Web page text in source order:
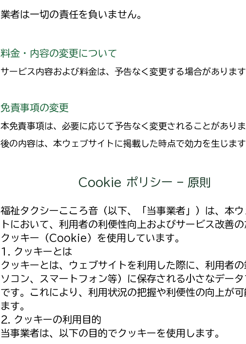
業者は一切の責任を負いません。
料金・内容の変更について
サービス内容および料金は、予告なく変更する場合があります
免責事項の変更
本免責事項は、必要に応じて予告なく変更されることがあり
後の内容は、本ウェブサイトに掲載した時点で効力を生じます
Cookie ポリシー – 原則
福祉タクシーこころ音（以下、「当事業者」）は、本ウ
トにおいて、利用者の利便性向上およびサービス改善の
クッキー（Cookie）を使用しています。
1. クッキーとは
クッキーとは、ウェブサイトを利用した際に、利用者
ソコン、スマートフォン等）に保存される小さなデー
です。これにより、利用状況の把握や利便性の向上が可
ます。
2. クッキーの利用目的
当事業者は、以下の目的でクッキーを使用します。